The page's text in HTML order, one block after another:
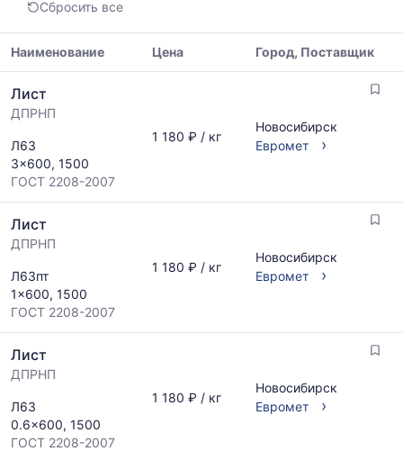
медианная
и
максимальная
данным
прайс-
листов
поставщиков
за
Статистика
рассчитывается
актуальным
предложениям
и
обновляется
по
мере
прайс-
листов.
Сбросить все
цен
на
указанием
ГОСТ,
размеров
поставщиков
запросу
Наименование Цена Город, Поставщик
Лист
ДПРНП
Л63
3x600, 1500
ГОСТ 2208-2007
1 180 ₽ / кг
Новосибирск
Евромет
›
Лист
ДПРНП
Л63пт
1x600, 1500
ГОСТ 2208-2007
1 180 ₽ / кг
Новосибирск
Евромет
›
Лист
ДПРНП
Л63
0.6x600, 1500
ГОСТ 2208-2007
1 180 ₽ / кг
Новосибирск
Евромет
›